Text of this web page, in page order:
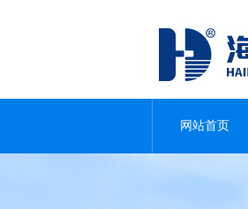
网站首页